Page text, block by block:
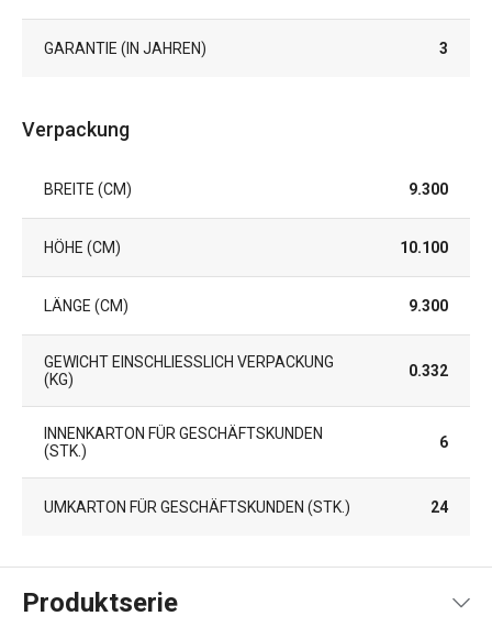
GARANTIE (IN JAHREN) 3
Verpackung
BREITE (CM) 9.300
HÖHE (CM) 10.100
LÄNGE (CM) 9.300
GEWICHT EINSCHLIESSLICH VERPACKUNG (
KG)
0.332
INNENKARTON FÜR GESCHÄFTSKUNDEN
(STK.)
6
UMKARTON FÜR GESCHÄFTSKUNDEN (STK.) 24
Produktserie